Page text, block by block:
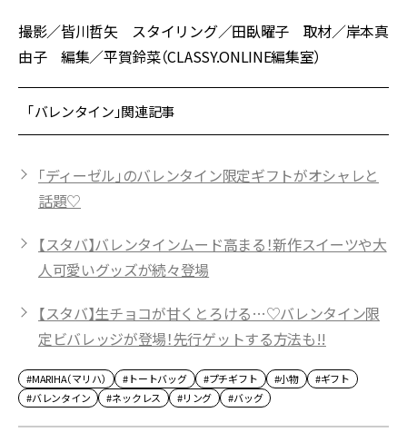
撮影／皆川哲矢 スタイリング／田臥曜子 取材／岸本真
由子 編集／平賀鈴菜（CLASSY.ONLINE編集室）
「バレンタイン」関連記事
「ディーゼル」のバレンタイン限定ギフトがオシャレと
話題♡
【スタバ】バレンタインムード高まる！新作スイーツや大
人可愛いグッズが続々登場
【スタバ】生チョコが甘くとろける…♡バレンタイン限
定ビバレッジが登場！先行ゲットする方法も!!
#MARIHA（マリハ） #トートバッグ #プチギフト #小物
#ギフト
#バレンタイン
#ネックレス #リング #バッグ